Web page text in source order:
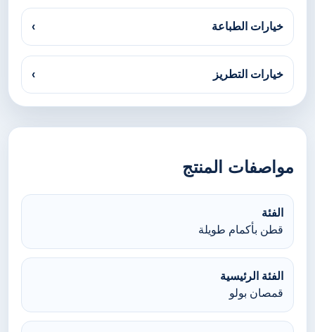
خيارات الطباعة ›
خيارات التطريز ›
مواصفات المنتج
الفئة
قطن بأكمام طويلة
الفئة الرئيسية
قمصان بولو